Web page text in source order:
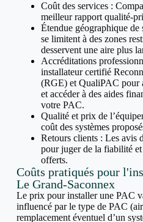
Coût des services :
meilleur rapport qualité-
Étendue géographique de
se limitent à des zones
desservent une aire plus
Accréditations
installateur certifié
(RGE) et QualiPAC pour
et accéder à des aides
votre PAC.
Qualité et prix de
coût des systèmes
Retours clients : Les avis
pour juger de la fiabilité
offerts.
Coûts pratiqués pour
Le Grand-Saconnex
Le prix pour installer une PAC
influencé par le type de PAC
remplacement éventuel d’un